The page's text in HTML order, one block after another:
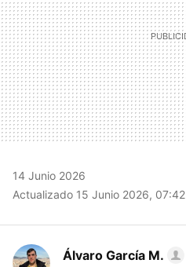
14 Junio 2026
Actualizado 15 Junio 2026, 07:42
Álvaro García M.